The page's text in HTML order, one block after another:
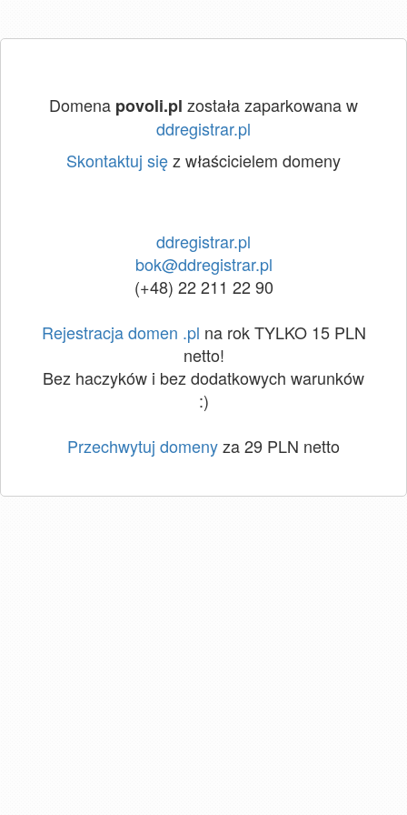
Domena povoli.pl została zaparkowana w
ddregistrar.pl
Skontaktuj sięz właścicielem domeny
ddregistrar.pl
bok@ddregistrar.pl
(+48) 22 211 22 90
Rejestracja domen .pl na rok TYLKO 15 PLN
netto!
Bez haczyków i bez dodatkowych warunków
:)
Przechwytuj domenyza 29 PLN netto